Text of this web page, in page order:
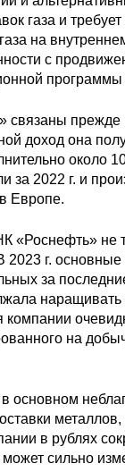
газа и
на
с
программы
прежде
доход она
около
2022 г. и
Европе.
«Роснефть» не
г.
за
на
в рублях
сильно